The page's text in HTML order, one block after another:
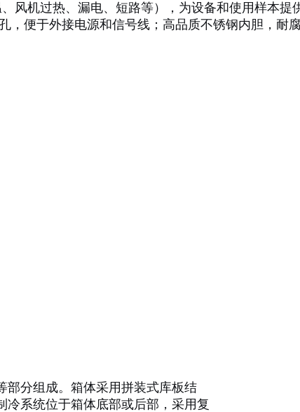
风机过热、漏电、短路等），为设备和使用样本提
，便于外接电源和信号线；高品质不锈钢内胆，耐
部分组成。箱体采用拼装式库板结
系统位于箱体底部或后部，采用复